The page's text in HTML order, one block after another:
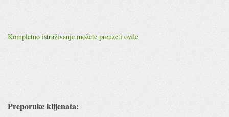
Kompletno istraživanje možete preuzeti ovde
Preporuke klijenata: